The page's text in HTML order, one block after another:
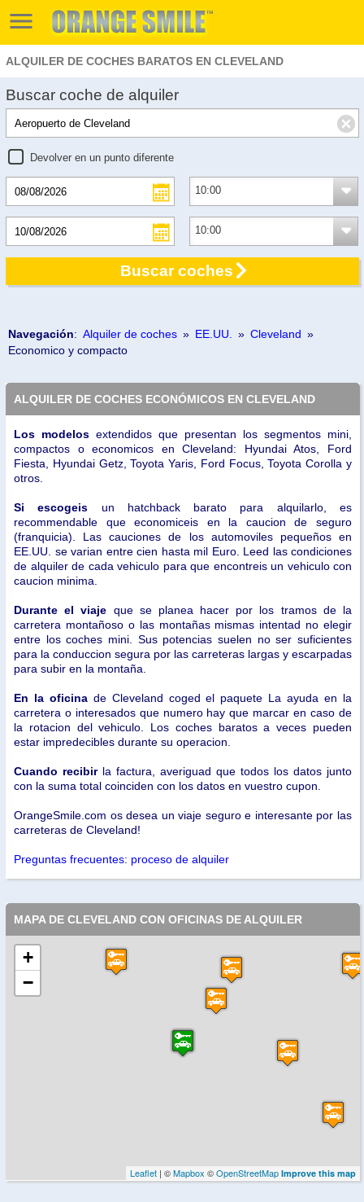
ALQUILER DE COCHES BARATOS EN CLEVELAND
Buscar coche de alquiler
Devolver en un punto diferente
Buscar coches
Navegación: Alquiler de coches » EE.UU. » Cleveland »
Economico y compacto
ALQUILER DE COCHES ECONÓMICOS EN CLEVELAND
Los modelos extendidos que presentan los segmentos mini,
compactos o economicos en Cleveland: Hyundai Atos, Ford
Fiesta, Hyundai Getz, Toyota Yaris, Ford Focus, Toyota Corolla y
otros.
Si escogeis un hatchback barato para alquilarlo, es
recommendable que economiceis en la caucion de seguro
(franquicia). Las cauciones de los automoviles pequeños en
EE.UU. se varian entre cien hasta mil Euro. Leed las condiciones
de alquiler de cada vehiculo para que encontreis un vehiculo con
caucion minima.
Durante el viaje que se planea hacer por los tramos de la
carretera montañoso o las montañas mismas intentad no elegir
entre los coches mini. Sus potencias suelen no ser suficientes
para la conduccion segura por las carreteras largas y escarpadas
para subir en la montaña.
En la oficinade Cleveland coged el paquete La ayuda en la
carretera o interesados que numero hay que marcar en caso de
la rotacion del vehiculo. Los coches baratos a veces pueden
estar impredecibles durante su operacion.
Cuando recibirla factura, averiguad que todos los datos junto
con la suma total coinciden con los datos en vuestro cupon.
OrangeSmile.com os desea un viaje seguro e interesante por las
carreteras de Cleveland!
Preguntas frecuentes: proceso de alquiler
MAPA DE CLEVELAND CON OFICINAS DE ALQUILER
+
−
Leaflet | ©Mapbox ©OpenStreetMap Improve this map